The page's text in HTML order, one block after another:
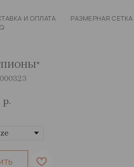
И ОПЛАТА
РАЗМЕРНАЯ СЕТКА
р.